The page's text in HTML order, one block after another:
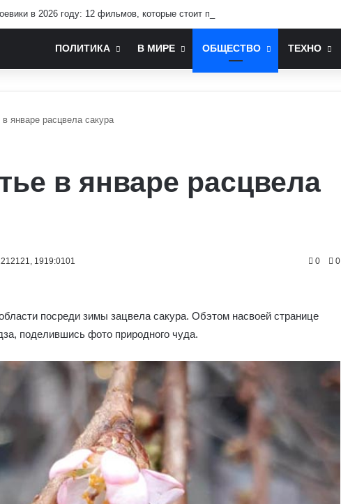
в 2026 году: 12 фильмов, которые стоит посмотреть
ПОЛИТИКА В МИРЕ ОБЩЕСТВО ТЕХНО
в январе расцвела сакура
в январе расцвела
1919:0101 0 0
посреди зимы зацвела сакура. Обэтом насвоей странице
поделившись фото природного чуда.